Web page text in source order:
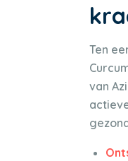
Ten
van